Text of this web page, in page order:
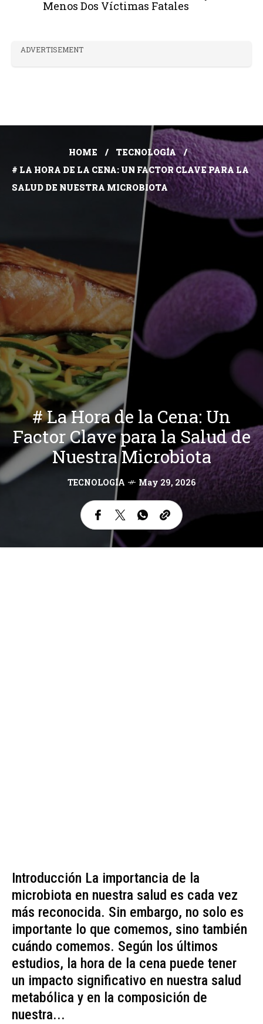
Menos Dos Víctimas Fatales
ADVERTISEMENT
HOME
TECNOLOGÍA
# LA HORA DE LA CENA: UN FACTOR CLAVE PARA LA
SALUD DE NUESTRA MICROBIOTA
# La Hora de la Cena: Un
Factor Clave para la Salud de
Nuestra Microbiota
TECNOLOGÍA May 29, 2026
Introducción La importancia de la
microbiota en nuestra salud es cada vez
más reconocida. Sin embargo, no solo es
importante lo que comemos, sino también
cuándo comemos. Según los últimos
estudios, la hora de la cena puede tener
un impacto significativo en nuestra salud
metabólica y en la composición de
nuestra...